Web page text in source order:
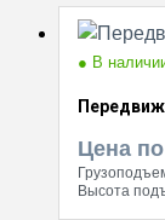
● В
Цена
Высота